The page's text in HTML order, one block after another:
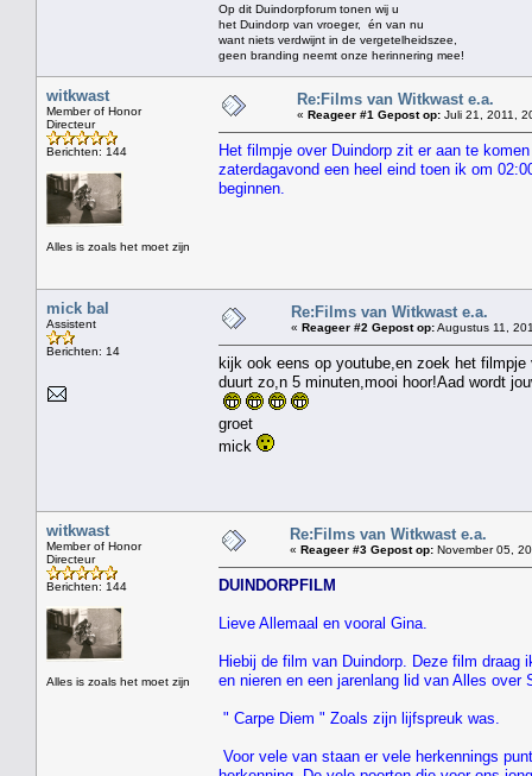
Op dit Duindorpforum tonen wij u
het Duindorp van vroeger, én van nu
want niets verdwijnt in de vergetelheidszee,
geen branding neemt onze herinnering mee!
witkwast
Member of Honor
Directeur
Berichten: 144
Alles is zoals het moet zijn
Re:Films van Witkwast e.a.
« Reageer #1 Gepost op: Juli 21, 2011,
Het filmpje over Duindorp zit er aan te
zaterdagavond een heel eind toen ik om
beginnen.
mick bal
Assistent
Berichten: 14
Re:Films van Witkwast e.a.
« Reageer #2 Gepost op:Augustus 11,
kijk ook eens op youtube,en zoek het
duurt zo,n 5 minuten,mooi hoor!Aad wordt
groet
mick
witkwast
Member of Honor
Directeur
Berichten: 144
Alles is zoals het moet zijn
Re:Films van Witkwast e.a.
« Reageer #3 Gepost op: November 05,
DUINDORPFILM
Lieve Allemaal en vooral Gina.
Hiebij de film van Duindorp. Deze film
en nieren en een jarenlang lid van Alles over
" Carpe Diem " Zoals zijn lijfspreuk was.
Voor vele van staan er vele herkennings